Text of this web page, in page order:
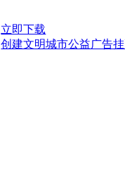
立即下载
创建文明城市公益广告